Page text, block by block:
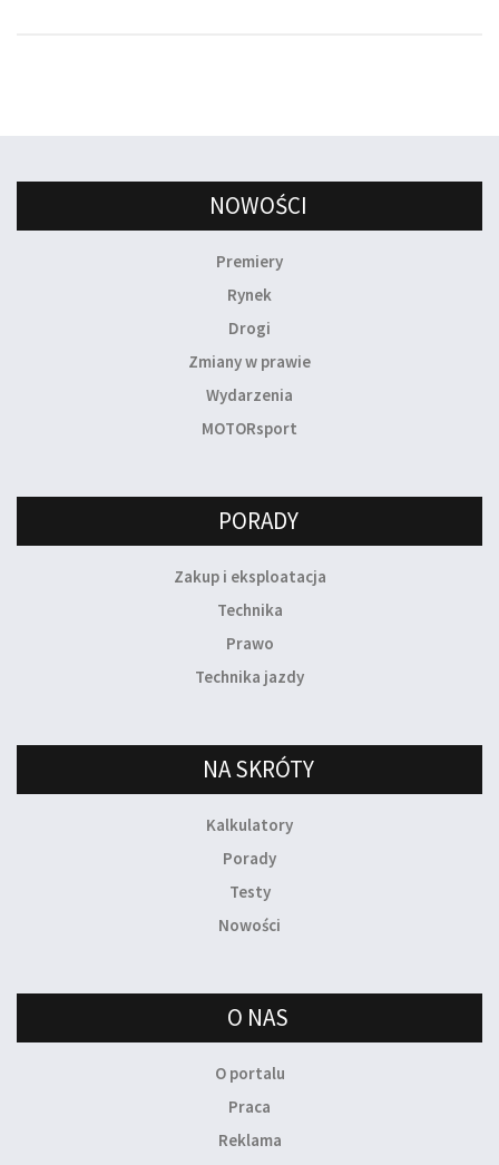
NOWOŚCI
Premiery
Rynek
Drogi
Zmiany w prawie
Wydarzenia
MOTORsport
PORADY
Zakup i eksploatacja
Technika
Prawo
Technika jazdy
NA SKRÓTY
Kalkulatory
Porady
Testy
Nowości
O NAS
O portalu
Praca
Reklama